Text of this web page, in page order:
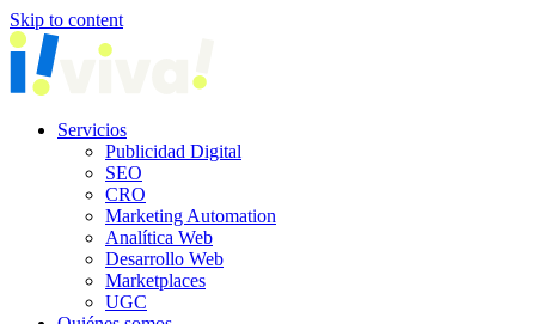
Skip to content
Servicios
Publicidad Digital
SEO
CRO
Marketing Automation
Analítica Web
Desarrollo Web
Marketplaces
UGC